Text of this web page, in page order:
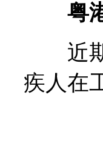
粤
近期
疾人在